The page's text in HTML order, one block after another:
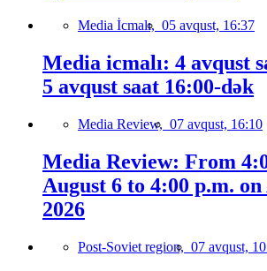
Media İcmalı, 05 avqust, 16:37
Media icmalı: 4 avqust
5 avqust saat 16:00-dək
Media Review, 07 avqust, 16:10
Media Review: From
August 6 to 4:00 p.m. on
2026
Post-Soviet region, 07 avqust,